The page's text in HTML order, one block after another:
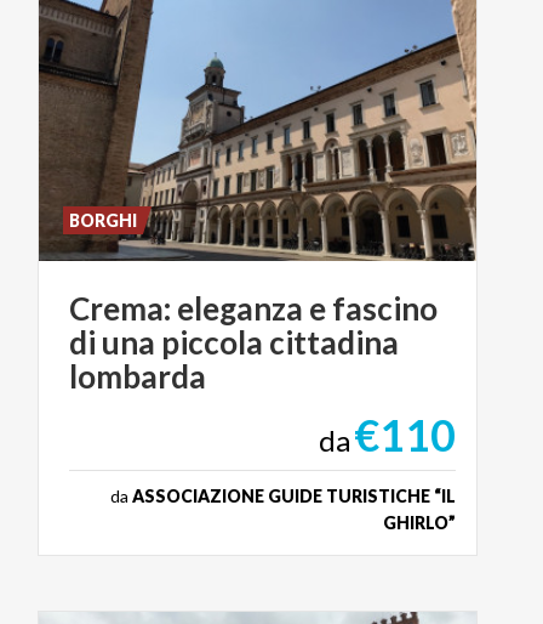
Crema: eleganza e fascino
di una piccola cittadina
lombarda
BORGHI
da€110
da ASSOCIAZIONE GUIDE TURISTICHE “IL
GHIRLO”